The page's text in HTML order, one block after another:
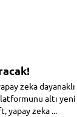
zeka dayanaklı
altı yeni
yapay zeka ...